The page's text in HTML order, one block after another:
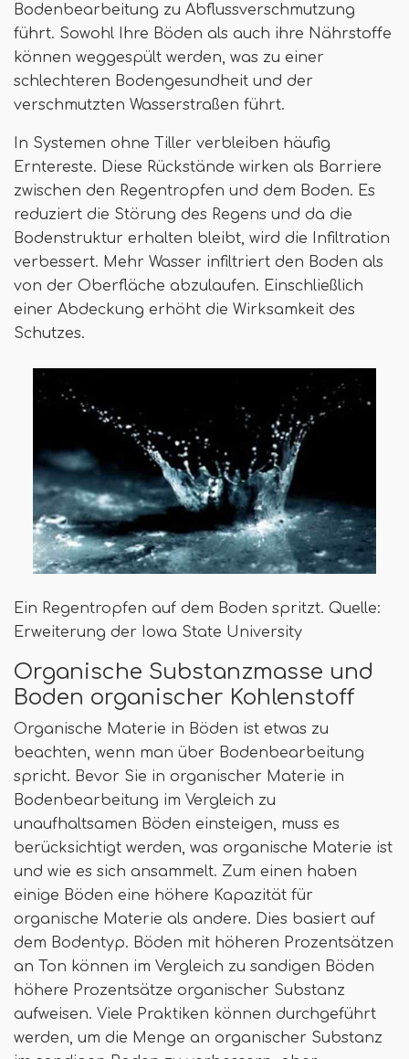
Bodenbearbeitung zu Abflussverschmutzung
führt. Sowohl Ihre Böden als auch ihre Nährstoffe
können weggespült werden, was zu einer
schlechteren Bodengesundheit und der
verschmutzten Wasserstraßen führt.
In Systemen ohne Tiller verbleiben häufig
Erntereste. Diese Rückstände wirken als Barriere
zwischen den Regentropfen und dem Boden. Es
reduziert die Störung des Regens und da die
Bodenstruktur erhalten bleibt, wird die Infiltration
verbessert. Mehr Wasser infiltriert den Boden als
von der Oberfläche abzulaufen. Einschließlich
einer Abdeckung erhöht die Wirksamkeit des
Schutzes.
Ein Regentropfen auf dem Boden spritzt. Quelle:
Erweiterung der Iowa State University
Organische Substanzmasse und
Boden organischer Kohlenstoff
Organische Materie in Böden ist etwas zu
beachten, wenn man über Bodenbearbeitung
spricht. Bevor Sie in organischer Materie in
Bodenbearbeitung im Vergleich zu
unaufhaltsamen Böden einsteigen, muss es
berücksichtigt werden, was organische Materie ist
und wie es sich ansammelt. Zum einen haben
einige Böden eine höhere Kapazität für
organische Materie als andere. Dies basiert auf
dem Bodentyp. Böden mit höheren Prozentsätzen
an Ton können im Vergleich zu sandigen Böden
höhere Prozentsätze organischer Substanz
aufweisen. Viele Praktiken können durchgeführt
werden, um die Menge an organischer Substanz